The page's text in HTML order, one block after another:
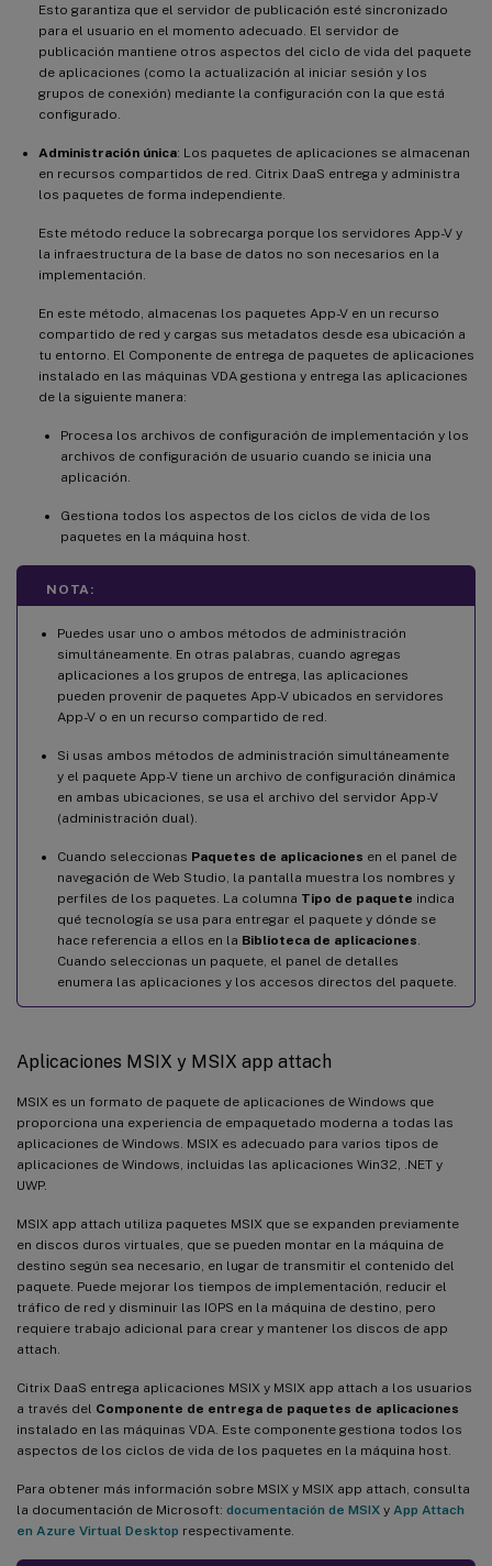
Esto garantiza que el servidor de publicación esté sincronizado
para el usuario en el momento adecuado. El servidor de
publicación mantiene otros aspectos del ciclo de vida del paquete
de aplicaciones (como la actualización al iniciar sesión y los
grupos de conexión) mediante la configuración con la que está
configurado.
Administración única: Los paquetes de aplicaciones se almacenan
en recursos compartidos de red. Citrix DaaS entrega y administra
los paquetes de forma independiente.
Este método reduce la sobrecarga porque los servidores App-V y
la infraestructura de la base de datos no son necesarios en la
implementación.
En este método, almacenas los paquetes App-V en un recurso
compartido de red y cargas sus metadatos desde esa ubicación a
tu entorno. El Componente de entrega de paquetes de aplicaciones
instalado en las máquinas VDA gestiona y entrega las aplicaciones
de la siguiente manera:
Procesa los archivos de configuración de implementación y los
archivos de configuración de usuario cuando se inicia una
aplicación.
Gestiona todos los aspectos de los ciclos de vida de los
paquetes en la máquina host.
NOTA:
Puedes usar uno o ambos métodos de administración
simultáneamente. En otras palabras, cuando agregas
aplicaciones a los grupos de entrega, las aplicaciones
pueden provenir de paquetes App-V ubicados en servidores
App-V o en un recurso compartido de red.
Si usas ambos métodos de administración simultáneamente
y el paquete App-V tiene un archivo de configuración dinámica
en ambas ubicaciones, se usa el archivo del servidor App-V
(administración dual).
Cuando seleccionas Paquetes de aplicaciones en el panel de
navegación de Web Studio, la pantalla muestra los nombres y
perfiles de los paquetes. La columna Tipo de paquete indica
qué tecnología se usa para entregar el paquete y dónde se
hace referencia a ellos en la Biblioteca de aplicaciones
Cuando seleccionas un paquete, el panel de detalles
enumera las aplicaciones y los accesos directos del paquete.
Aplicaciones MSIX y MSIX app attach
MSIX es un formato de paquete de aplicaciones de Windows que
proporciona una experiencia de empaquetado moderna a todas las
aplicaciones de Windows. MSIX es adecuado para varios tipos de
aplicaciones de Windows, incluidas las aplicaciones Win32, .NET y
UWP.
MSIX app attach utiliza paquetes MSIX que se expanden previamente
en discos duros virtuales, que se pueden montar en la máquina de
destino según sea necesario, en lugar de transmitir el contenido del
paquete. Puede mejorar los tiempos de implementación, reducir el
tráfico de red y disminuir las IOPS en la máquina de destino, pero
requiere trabajo adicional para crear y mantener los discos de app
attach.
Citrix DaaS entrega aplicaciones MSIX y MSIX app attach a los usuarios
a través del Componente de entrega de paquetes de aplicaciones
instalado en las máquinas VDA. Este componente gestiona todos los
aspectos de los ciclos de vida de los paquetes en la máquina host.
Para obtener más información sobre MSIX y MSIX app attach, consulta
la documentación de Microsoft: documentación de MSIX y App Attach
en Azure Virtual Desktop respectivamente.